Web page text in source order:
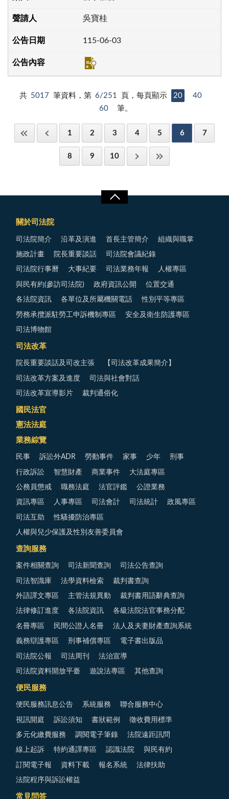
吳寶桂
115-06-03
共 5017 筆資料，第 6/251 頁，每頁顯示 20
40
60
筆。
1 2 3 4 5 6 7
8 9 10
關於司法院
司法院簡介 沿革及演進 首長主管簡介 組織與職掌
施政計畫 院長重要談話 司法院會議紀錄
司法院行事曆 大事紀要 司法業務年報 人權專區
與民有約(參訪司法院) 政府資訊公開 位置交通
各法院資訊 各單位及所屬機關電話 性別平等專區
勞務承攬派駐勞工申訴機制專區 安全及衛生防護專區
司法博物館
司法改革
院長重要談話及司改主張 【司法改革成果簡介】
司法改革方案及進度 司法與社會對話
司法改革宣導影片 裁判通俗化
國民法官
憲法法庭
業務綜覽
民事 訴訟外ADR 勞動事件 家事 少年 刑事
行政訴訟 智慧財產 商業事件 大法庭專區
公務員懲戒 職務法庭 法官評鑑 公證業務
資訊專區 人事專區 司法會計 司法統計 政風專區
司法互助 性騷擾防治專區
人權與兒少保護及性別友善委員會
查詢服務
案件相關查詢 司法新聞查詢 司法公告查詢
司法智識庫 法學資料檢索 裁判書查詢
外語譯文專區 主管法規異動 裁判書用語辭典查詢
法律修訂進度 各法院資訊 各級法院法官事務分配
名冊專區 民間公證人名冊 法人及夫妻財產查詢系統
義務辯護專區 刑事補償專區 電子書出版品
司法院公報 司法周刊 法治宣導
司法院資料開放平臺 遊說法專區 其他查詢
便民服務
便民服務訊息公告 系統服務 聯合服務中心
視訊開庭 訴訟須知 書狀範例 徵收費用標準
多元化繳費服務 調閱電子筆錄 法院遠距訊問
線上起訴 特約通譯專區 認識法院 與民有約
訂閱電子報 資料下載 報名系統 法律扶助
法院程序與訴訟權益
常見問答